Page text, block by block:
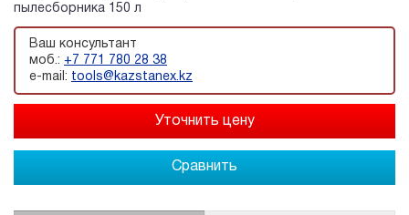
пылесборника 150 л
Ваш консультант
моб.: +7 771 780 28 38
e-mail: tools@kazstanex.kz
Сравнить